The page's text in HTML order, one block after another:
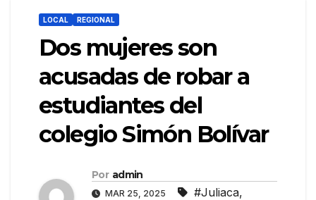
LOCAL REGIONAL
Dos mujeres son
acusadas de robar a
estudiantes del
colegio Simón Bolívar
Por admin
MAR 25, 2025 #Juliaca,